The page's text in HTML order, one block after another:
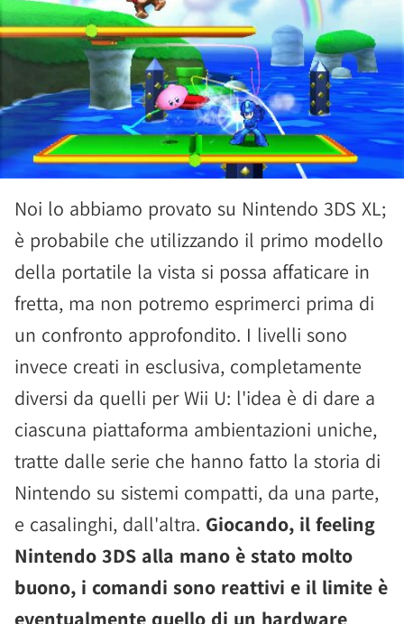
Noi lo abbiamo provato su Nintendo 3DS XL;
è probabile che utilizzando il primo modello
della portatile la vista si possa affaticare in
fretta, ma non potremo esprimerci prima di
un confronto approfondito. I livelli sono
invece creati in esclusiva, completamente
diversi da quelli per Wii U: l'idea è di dare a
ciascuna piattaforma ambientazioni uniche,
tratte dalle serie che hanno fatto la storia di
Nintendo su sistemi compatti, da una parte,
e casalinghi, dall'altra. Giocando, il feeling
Nintendo 3DS alla mano è stato molto
buono, i comandi sono reattivi e il limite è
eventualmente quello di un hardware